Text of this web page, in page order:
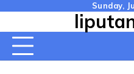
content
Sunday,